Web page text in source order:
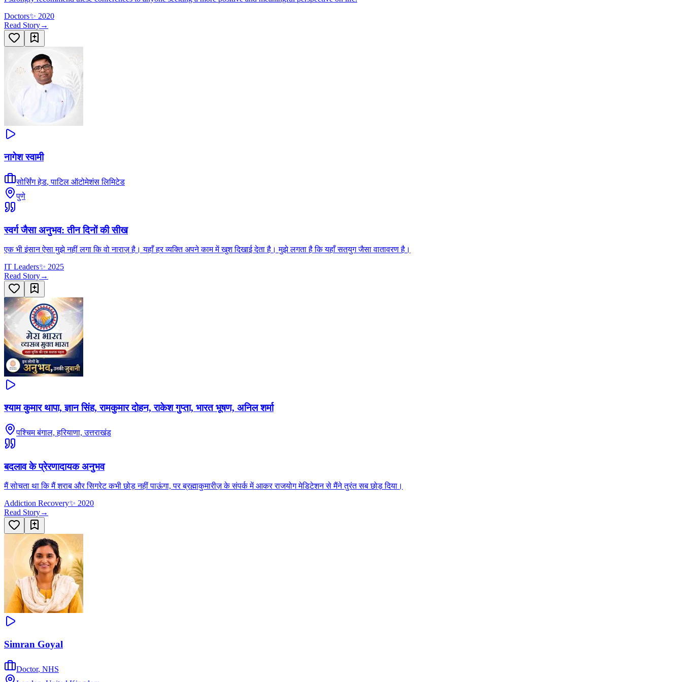
Doctors✨ 2020
Read Story→
नागेश स्वामी
सोर्सिंग हेड,पाटिल ऑटोमेशंस लिमिटेड
पुणे
स्वर्ग जैसा अनुभव: तीन दिनों की सीख
एक भी इंसान ऐसा मुझे नहीं लगा कि वो नाराज़ है। यहाँ हर व्यक्ति अपने काम में खुश दिखाई देता है। मुझे लगता है कि यहाँ सतयुग जैसा वातावरण है।
IT Leaders✨ 2025
Read Story→
श्याम कुमार थापा, ज्ञान सिंह, रामकुमार दोहन, राकेश गुप्ता, भारत भूषण, अनिल शर्मा
पश्चिम बंगाल, हरियाणा, उत्तराखंड
बदलाव के प्रेरणादायक अनुभव
मैं सोचता था कि मैं शराब और सिगरेट कभी छोड़ नहीं पाऊंगा, पर ब्रह्माकुमारीज़ के संपर्क में आकर राजयोग मेडिटेशन से मैंने तुरंत सब छोड़ दिया।
Addiction Recovery✨ 2020
Read Story→
Simran Goyal
Doctor, NHS